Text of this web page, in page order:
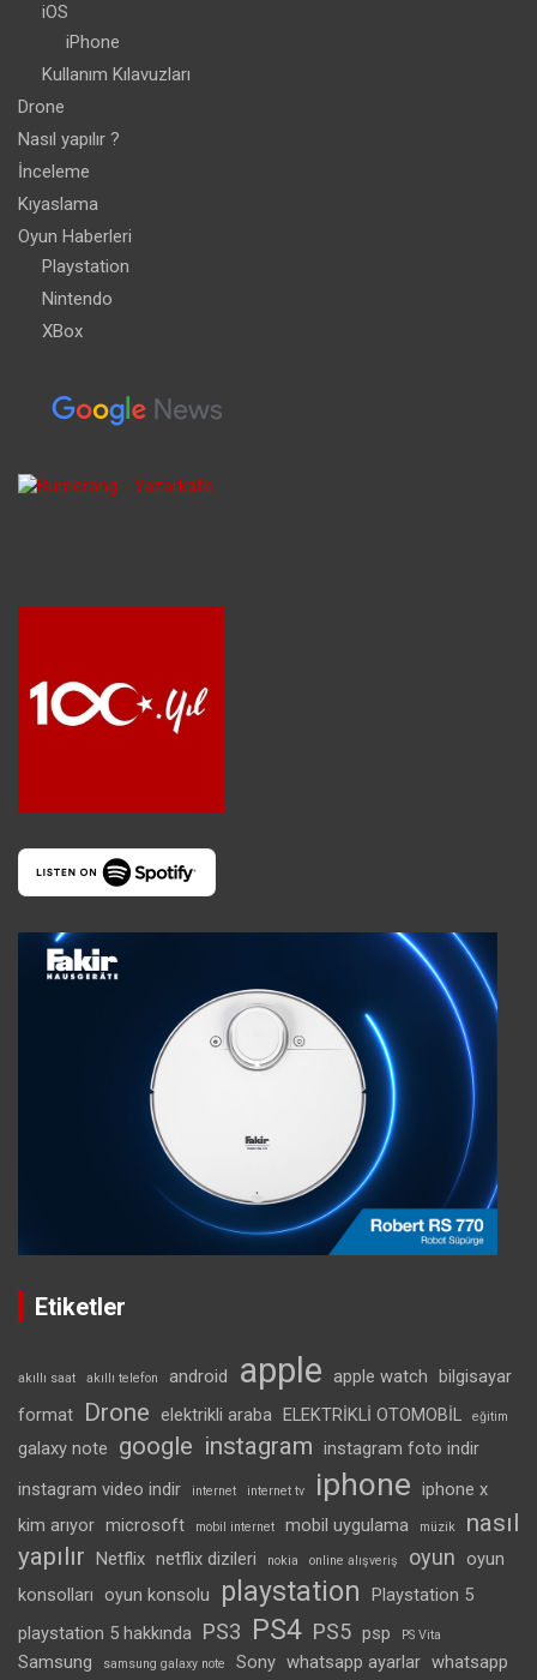
iOS
iPhone
Kullanım Kılavuzları
Drone
Nasıl yapılır ?
İnceleme
Kıyaslama
Oyun Haberleri
Playstation
Nintendo
XBox
Etiketler
akıllı saat akıllı telefon android apple apple watch bilgisayar
format
Drone elektrikli araba ELEKTRİKLİ OTOMOBİL eğitim
galaxy note google instagram instagram foto indir
instagram video indir
internet internet tv iphone iphone x
kim arıyor microsoft mobil internet mobil uygulama müzik
nasıl
yapılır Netflix netflix dizileri nokia online alışveriş oyun
oyun
konsolları
oyun konsolu playstation
Playstation 5
playstation 5 hakkında PS3 PS4 PS5 psp PS Vita
Samsung samsung galaxy note Sony whatsapp ayarlar whatsapp